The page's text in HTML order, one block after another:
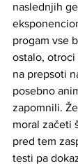
naslednjih
progam vse
ostalo, otroci
na prepsoti
posebno
zapomnili.
moral začeti
pred tem
testi pa